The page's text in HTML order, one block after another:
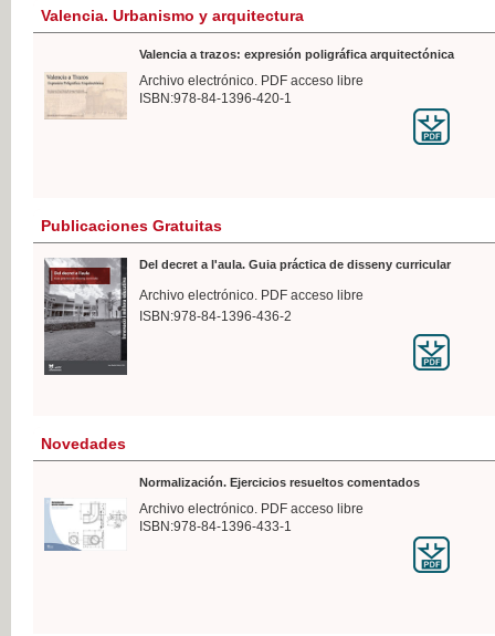
Valencia. Urbanismo y arquitectura
Valencia a trazos: expresión poligráfica arquitectónica
Archivo electrónico. PDF acceso libre
ISBN:978-84-1396-420-1
Publicaciones Gratuitas
Del decret a l'aula. Guia práctica de disseny curricular
Archivo electrónico. PDF acceso libre
ISBN:978-84-1396-436-2
Novedades
Normalización. Ejercicios resueltos comentados
Archivo electrónico. PDF acceso libre
ISBN:978-84-1396-433-1